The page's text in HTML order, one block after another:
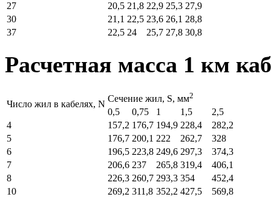
27
20,5 21,8 22,9 25,3 27,9
30
21,1 22,5 23,6 26,1 28,8
37
22,5 24 25,7 27,8 30,8
Расчетная масса 1 км
Число жил в кабелях, N
Cечение жил, S, мм2
0,5 0,75 1 1,5
2,5
4
157,2 176,7 194,9 228,4
282,2
5
176,7 200,1 222 262,7
328
6
196,5 223,8 249,6 297,3
374,3
7
206,6 237 265,8 319,4
406,1
8
226,3 260,7 293,3 354
452,4
10
269,2 311,8 352,2 427,5
569,8